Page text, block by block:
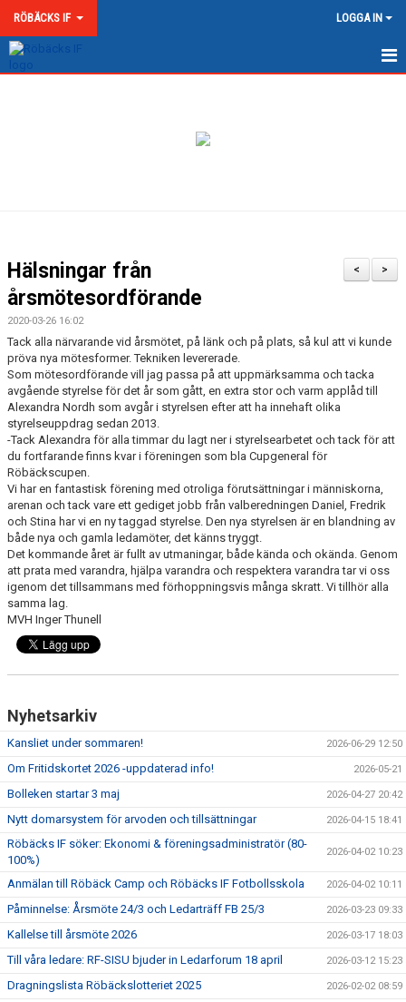
RÖBÄCKS IF LOGGA IN
MATCHER
MEDLEMSKAP & AVGIFTER
RÖBÄCKS ARENA
>
<
Hälsningar från
årsmötesordförande
2020-03-26 16:02
Tack alla närvarande vid årsmötet, på länk och på plats, så kul att vi kunde
pröva nya mötesformer. Tekniken levererade.
Som mötesordförande vill jag passa på att uppmärksamma och tacka
avgående styrelse för det år som gått, en extra stor och varm applåd till
Alexandra Nordh som avgår i styrelsen efter att ha innehaft olika
styrelseuppdrag sedan 2013.
-Tack Alexandra för alla timmar du lagt ner i styrelsearbetet och tack för att
du fortfarande finns kvar i föreningen som bla Cupgeneral för
Röbäckscupen.
Vi har en fantastisk förening med otroliga förutsättningar i människorna,
arenan och tack vare ett gediget jobb från valberedningen Daniel, Fredrik
och Stina har vi en ny taggad styrelse. Den nya styrelsen är en blandning av
både nya och gamla ledamöter, det känns tryggt.
Det kommande året är fullt av utmaningar, både kända och okända. Genom
att prata med varandra, hjälpa varandra och respektera varandra tar vi oss
igenom det tillsammans med förhoppningsvis många skratt. Vi tillhör alla
samma lag.
MVH Inger Thunell
Nyhetsarkiv
Kansliet under sommaren! 2026-06-29 12:50
Om Fritidskortet 2026 -uppdaterad info! 2026-05-21
Bolleken startar 3 maj 2026-04-27 20:42
Nytt domarsystem för arvoden och tillsättningar 2026-04-15 18:41
Röbäcks IF söker: Ekonomi & föreningsadministratör (80-
100%)
2026-04-02 10:23
Anmälan till Röbäck Camp och Röbäcks IF Fotbollsskola 2026-04-02 10:11
Påminnelse: Årsmöte 24/3 och Ledarträff FB 25/3 2026-03-23 09:33
Kallelse till årsmöte 2026 2026-03-17 18:03
Till våra ledare: RF-SISU bjuder in Ledarforum 18 april 2026-03-12 15:23
Dragningslista Röbäckslotteriet 2025 2026-02-02 08:59